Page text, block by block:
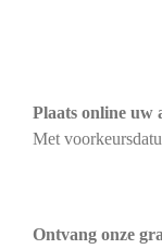
Plaats online uw
Met
Ontvang onze